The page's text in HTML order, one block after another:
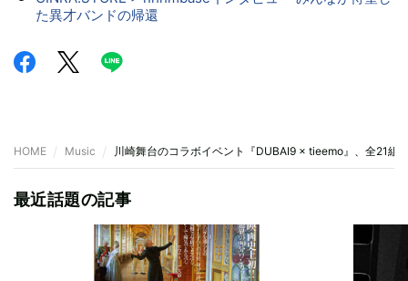
た異才バンドの帰還
HOME Music 川崎舞台のコラボイベント『DUBAI9 × tieemo』、全21組
最近話題の記事